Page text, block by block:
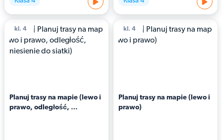
kl. 4
Planuj trasy na mapie (lewo i
prawo, odległość,
kl. 4
Planuj trasy na mapie (lewo i
prawo)